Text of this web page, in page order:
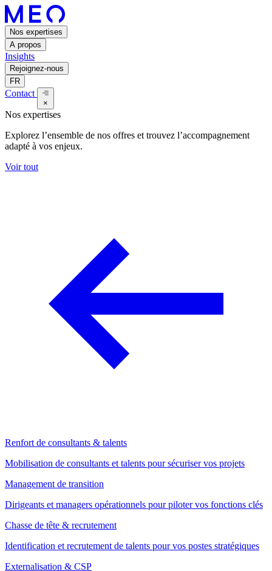
Nos expertises
A propos
Insights
Rejoignez-nous
FR
Contact
×
Nos expertises
Explorez l’ensemble de nos offres et trouvez l’accompagnement
adapté à vos enjeux.
Voir tout
Renfort de consultants & talents
Mobilisation de consultants et talents pour sécuriser vos projets
Management de transition
Dirigeants et managers opérationnels pour piloter vos fonctions clés
Chasse de tête & recrutement
Identification et recrutement de talents pour vos postes stratégiques
Externalisation & CSP